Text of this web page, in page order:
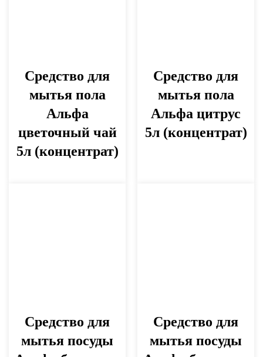
Средство для
мытья пола
Альфа
цветочный чай
5л (концентрат)
Средство для
мытья пола
Альфа цитрус
5л (концентрат)
Средство для
мытья посуды
Средство для
мытья посуды